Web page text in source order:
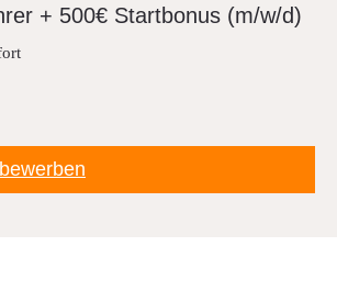
+ 500€ Start­bonus (m/w/d)